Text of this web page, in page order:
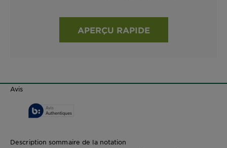
APERÇU RAPIDE
Avis
Description sommaire de la notation